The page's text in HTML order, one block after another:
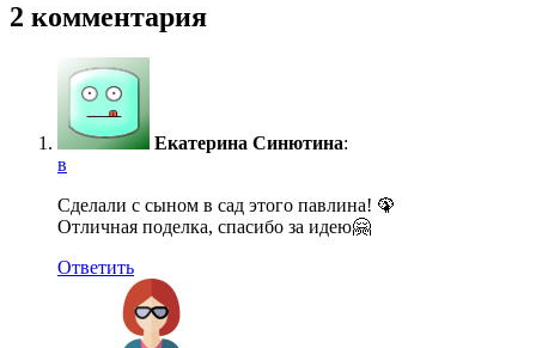
2 комментария
Екатерина Синютина:
в
Сделали с сыном в сад этого павлина! 🦚
Отличная поделка, спасибо за идею🤗
Ответить